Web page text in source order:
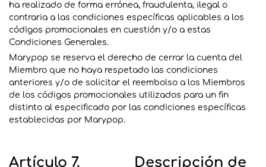
ha realizado de forma errónea, fraudulenta, ilegal o
contraria a las condiciones específicas aplicables a los
códigos promocionales en cuestión y/o a estas
Condiciones Generales.
Marypop se reserva el derecho de cerrar la cuenta del
Miembro que no haya respetado las condiciones
anteriores y/o de solicitar el reembolso a los Miembros
de los códigos promocionales utilizados para un fin
distinto al especificado por las condiciones específicas
establecidas por Marypop.
Artículo 7. Descripción de